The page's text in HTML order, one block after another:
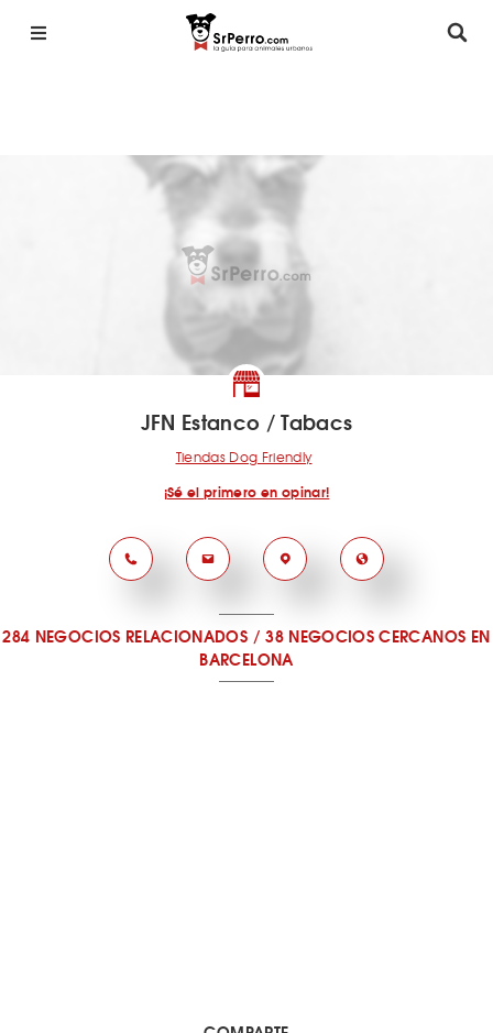
JFN Estanco / Tabacs
Tiendas Dog Friendly
¡Sé el primero en opinar!
284 NEGOCIOS RELACIONADOS /38 NEGOCIOS CERCANOS EN
BARCELONA